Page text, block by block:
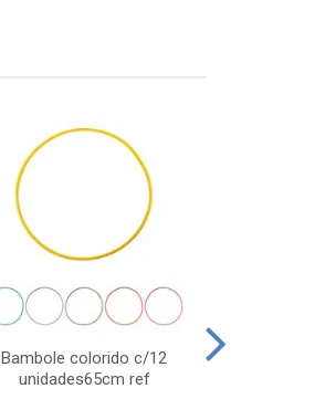
Bambole colorido c/12
unidades65cm ref